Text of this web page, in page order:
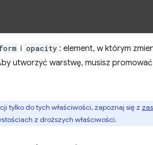
i opacity : element, w którym
utworzyć warstwę, musisz
tylko do tych właściwości, zapoznaj się z
z droższych właściwości.